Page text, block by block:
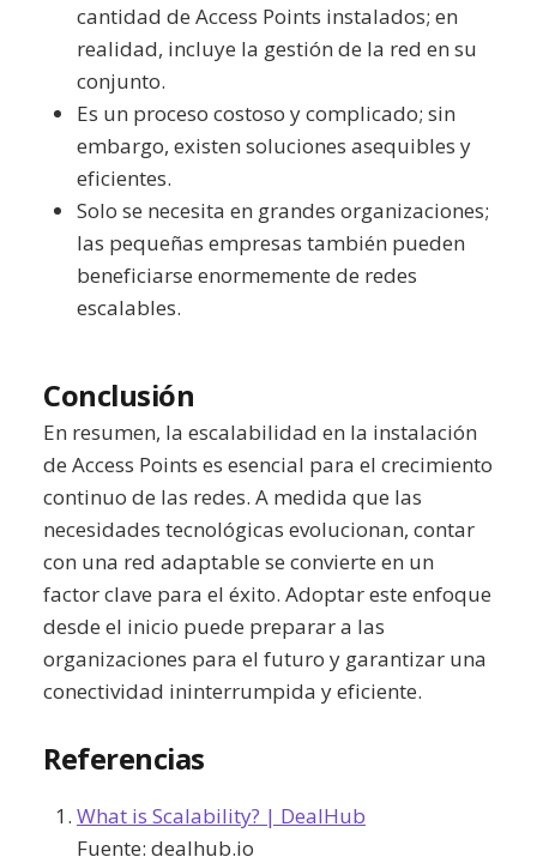
cantidad de Access Points instalados; en
realidad, incluye la gestión de la red en su
conjunto.
Es un proceso costoso y complicado; sin
embargo, existen soluciones asequibles y
eficientes.
Solo se necesita en grandes organizaciones;
las pequeñas empresas también pueden
beneficiarse enormemente de redes
escalables.
Conclusión
En resumen, la escalabilidad en la instalación
de Access Points es esencial para el crecimiento
continuo de las redes. A medida que las
necesidades tecnológicas evolucionan, contar
con una red adaptable se convierte en un
factor clave para el éxito. Adoptar este enfoque
desde el inicio puede preparar a las
organizaciones para el futuro y garantizar una
conectividad ininterrumpida y eficiente.
Referencias
What is Scalability? | DealHub
Fuente: dealhub.io